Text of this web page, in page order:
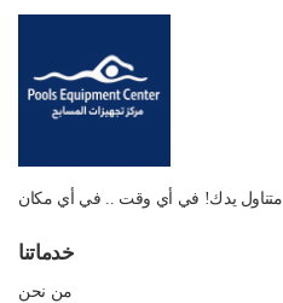
يدك! في أي وقت .. في أي مكان
خدماتنا
من نحن